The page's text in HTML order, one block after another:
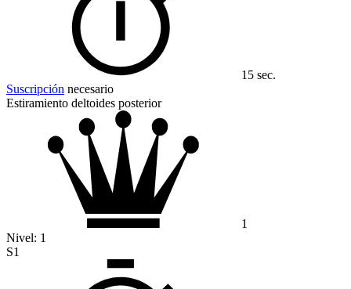
15 sec.
Suscripción necesario
Estiramiento deltoides posterior
1
Nivel: 1
S1